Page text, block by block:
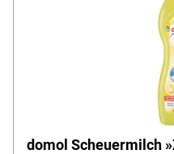
domol Scheuermilch